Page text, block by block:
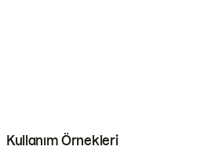
Kullanım Örnekleri